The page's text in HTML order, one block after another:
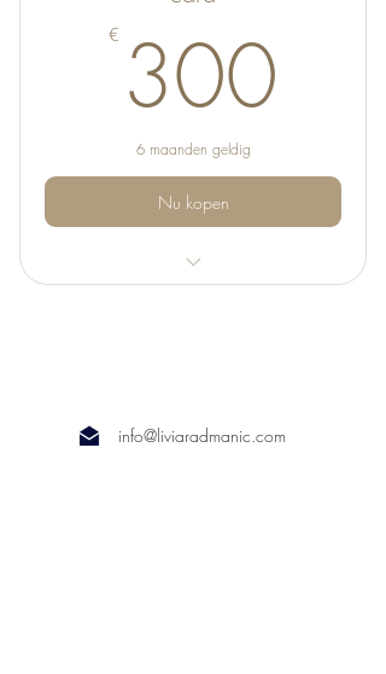
€ 300
6 maanden geldig
Nu kopen
5 session card Shiatsu Massage
info@liviaradmanic.com